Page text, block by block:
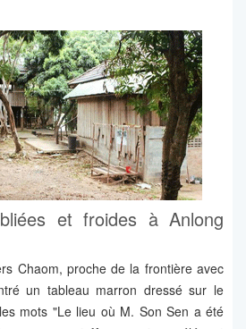
et froides à Anlong
Chaom, proche de la frontière avec
un tableau marron dressé sur le
mots "Le lieu où M. Son Sen a été